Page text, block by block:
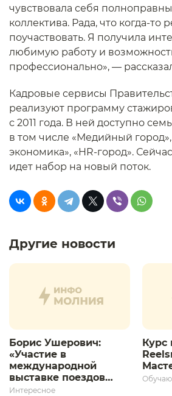
чувствовала себя
коллектива. Рада, что когда-то
поучаствовать. Я получила
любимую работу и
профессионально», —
Кадровые сервисы
реализуют программу
с 2011 года. В ней доступно
в том числе «Медийный город»,
экономика», «HR-город».
идет набор на новый поток.
Другие новости
Борис Ушерович:
«Участие в
международной
выставке поездов
дает толчок для
Интересное
Курс